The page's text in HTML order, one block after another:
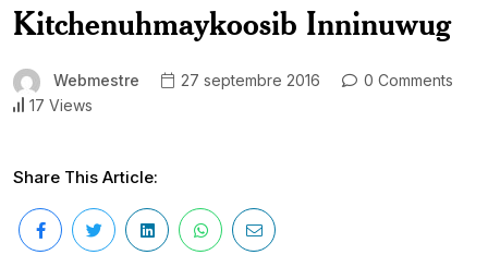
Kitchenuhmaykoosib Inninuwug
Webmestre 27 septembre 2016
0 Comments
17 Views
Share This Article: